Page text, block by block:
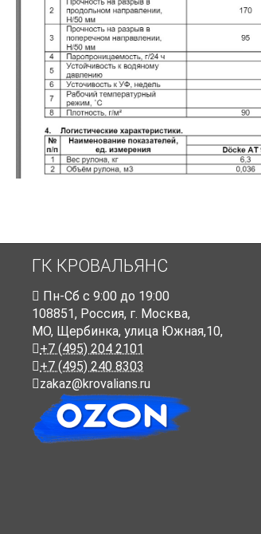
ГК КРОВАЛЬЯНС
Пн-Cб с 9:00 до 19:00
108851, Россия, г. Москва,
МО, Щербинка, улица Южная,10,
+7 (495) 204 2101
+7 (495) 240 8303
zakaz@krovalians.ru